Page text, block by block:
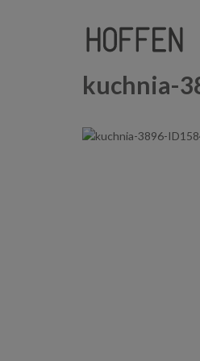
kuchnia-